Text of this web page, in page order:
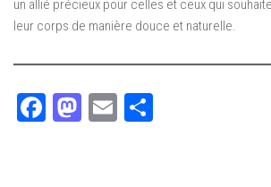
un allié précieux pour celles et ceux qui
leur corps de manière douce et naturelle.
Facebook
Mastodon
Email